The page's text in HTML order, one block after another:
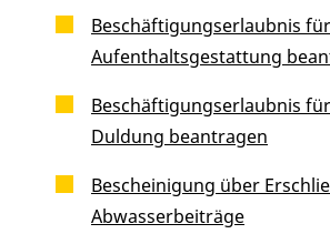
Beschäftigungserlaubnis
Aufenthaltsgestattung
Beschäftigungserlaubnis
Duldung beantragen
Bescheinigung über
Abwasserbeiträge